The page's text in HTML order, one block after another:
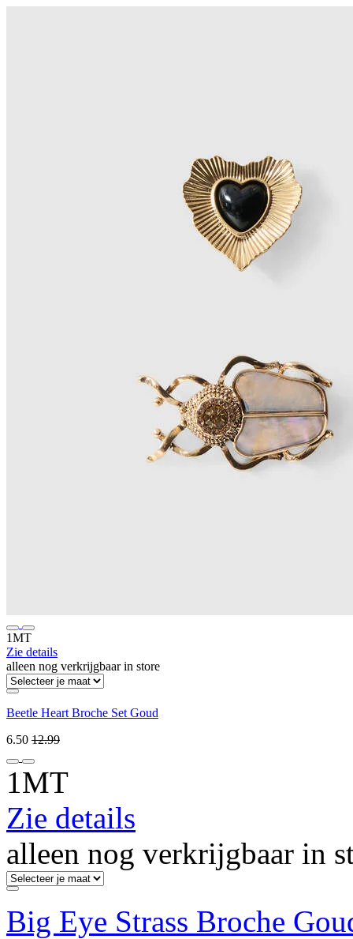
1MT
Zie details
alleen nog verkrijgbaar in store
Beetle Heart Broche Set Goud
6.50 12.99
1MT
Zie details
alleen nog verkrijgbaar in
Big Eye Strass Broche